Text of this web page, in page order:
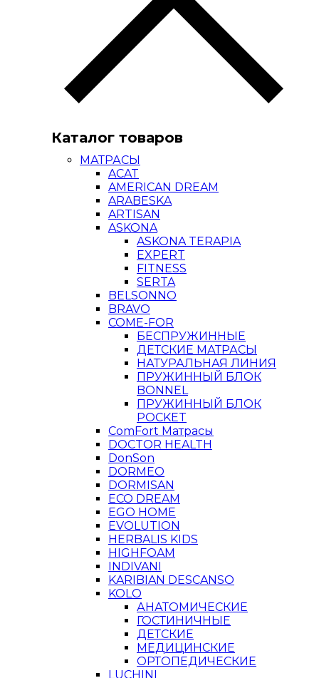
Каталог товаров
МАТРАСЫ
ACAT
AMERICAN DREAM
ARABESKA
ARTISAN
ASKONA
ASKONA TERAPIA
EXPERT
FITNESS
SERTA
BELSONNO
BRAVO
COME-FOR
БЕСПРУЖИННЫЕ
ДЕТСКИЕ МАТРАСЫ
НАТУРАЛЬНАЯ ЛИНИЯ
ПРУЖИННЫЙ БЛОК
BONNEL
ПРУЖИННЫЙ БЛОК
POCKET
ComFort Матрасы
DOCTOR HEALTH
DonSon
DORMEO
DORMISAN
ECO DREAM
EGO HOME
EVOLUTION
HERBALIS KIDS
HIGHFOAM
INDIVANI
KARIBIAN DESCANSO
KOLO
АНАТОМИЧЕСКИЕ
ГОСТИНИЧНЫЕ
ДЕТСКИЕ
МЕДИЦИНСКИЕ
ОРТОПЕДИЧЕСКИЕ
LUCHINI